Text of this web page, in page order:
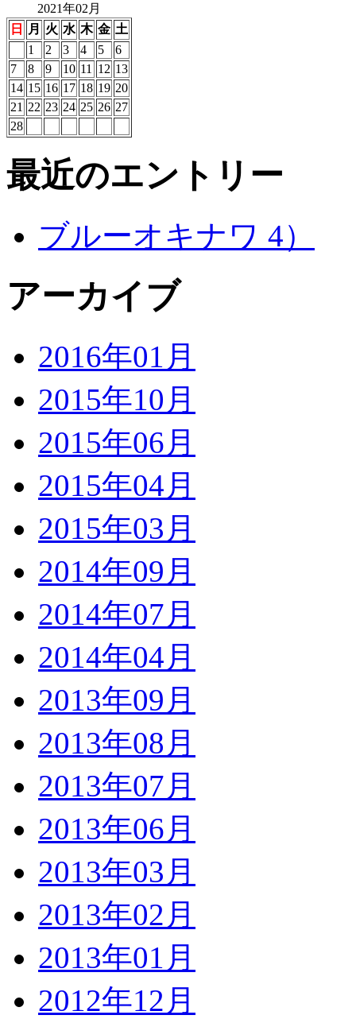
2021年02月
日
月 火 水 木 金 土
1
2 3 4 5
6
7
8 9 10 11 12 13
14 15 16 17 18 19 20
21 22 23 24 25 26 27
28
最近のエントリー
ブルーオキナワ 4）
アーカイブ
2016年01月
2015年10月
2015年06月
2015年04月
2015年03月
2014年09月
2014年07月
2014年04月
2013年09月
2013年08月
2013年07月
2013年06月
2013年03月
2013年02月
2013年01月
2012年12月